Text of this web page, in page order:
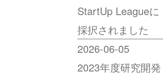
StartUp Leagueに
採択されました
2026-06-05
2023年度研究開発